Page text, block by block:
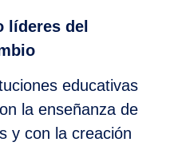
líderes del
educativas
la enseñanza de
y con la creación